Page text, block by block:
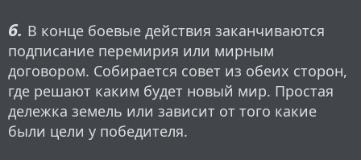
6. В конце боевые действия заканчиваются
подписание перемирия или мирным
договором. Собирается совет из обеих сторон,
где решают каким будет новый мир. Простая
дележка земель или зависит от того какие
были цели у победителя.